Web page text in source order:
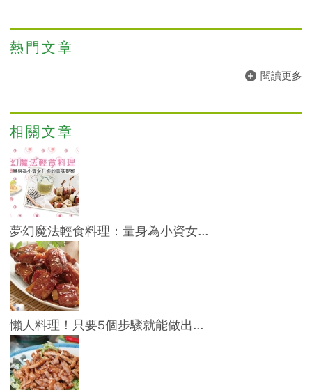
熱門文章
閱讀更多
相關文章
夢幻魔法輕食料理：量身為小資女...
懶人料理！只要5個步驟就能做出...